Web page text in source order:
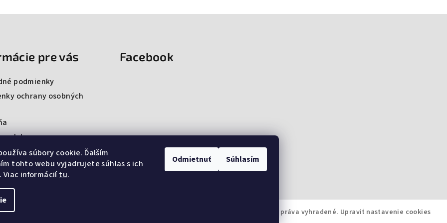
súbory cookie. Ďalším
tohto webu vyjadrujete súhlas s ich
Viac informáciítu.
Odmietnuť Súhlasím
pre vás
podmienky
ochrany osobných
club
Facebook
. Všetky práva vyhradené. Upraviť nastavenie cookies